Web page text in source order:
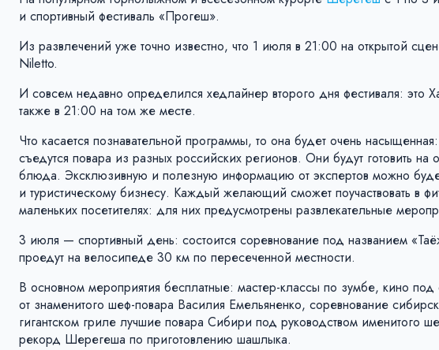
и спортивный фестиваль «Прогеш».
Из развлечений уже точно известно, что 1 июля в 21:00 на открытой
Niletto.
И совсем недавно определился хедлайнер второго дня фестиваля: это
также в 21:00 на том же месте.
Что касается познавательной программы, то она будет очень
съедутся повара из разных российских регионов. Они будут готовить на
блюда. Эксклюзивную и полезную информацию от экспертов можно
и туристическому бизнесу. Каждый желающий сможет поучаствовать в
маленьких посетителях: для них предусмотрены развлекательные
3 июля — спортивный день: состоится соревнование под названием
проедут на велосипеде 30 км по пересеченной местности.
В основном мероприятия бесплатные: мастер-классы по зумбе, кино
от знаменитого шеф-повара Василия Емельяненко, соревнование
гигантском гриле лучшие повара Сибири под руководством именитого
рекорд Шерегеша по приготовлению шашлыка.